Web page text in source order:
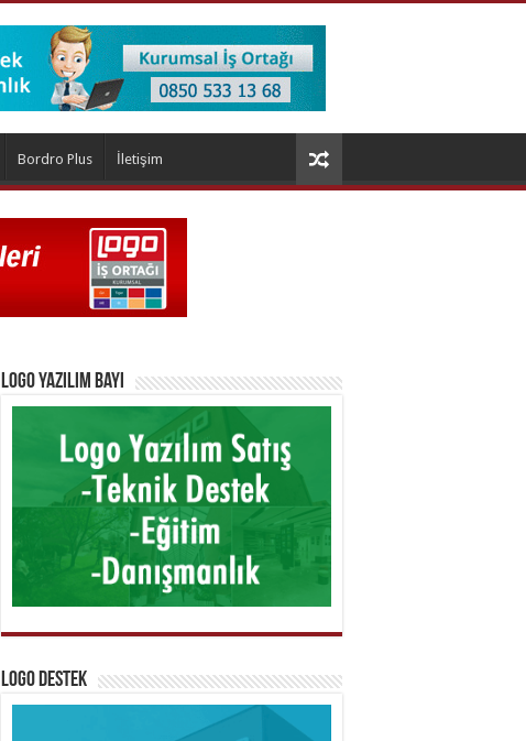
Bordro Plus İletişim
Logo Yazılım Bayi
Logo Destek